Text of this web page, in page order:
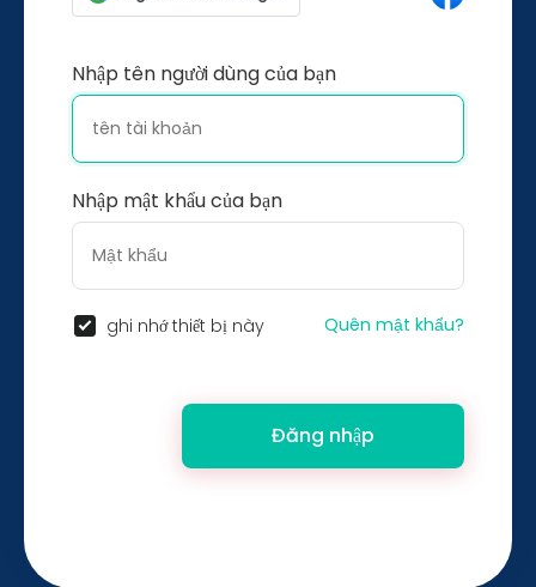
Nhập tên người dùng của bạn
Nhập mật khẩu của bạn
ghi nhớ thiết bị này Quên mật khẩu?
Đăng nhập